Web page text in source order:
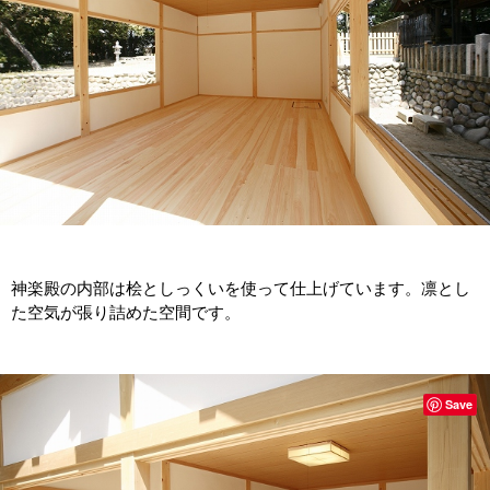
神楽殿の内部は桧としっくいを使って仕上げています。凛とし
た空気が張り詰めた空間です。
Save